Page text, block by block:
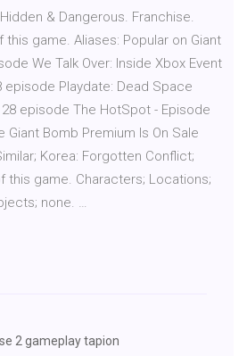
& Dangerous. Franchise.
this game. Aliases: Popular on Giant
We Talk Over: Inside Xbox Event
episode Playdate: Dead Space
episode The HotSpot - Episode
Giant Bomb Premium Is On Sale
Korea: Forgotten Conflict;
this game. Characters; Locations;
none. …
2 gameplay tapion